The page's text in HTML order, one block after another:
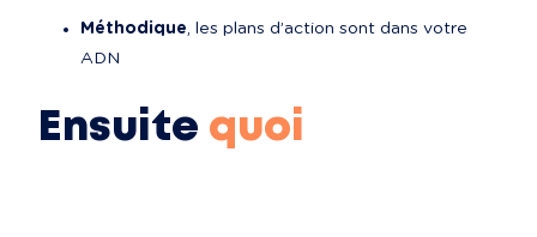
Méthodique, les plans d’action sont dans votre
ADN
Ensuite quoi